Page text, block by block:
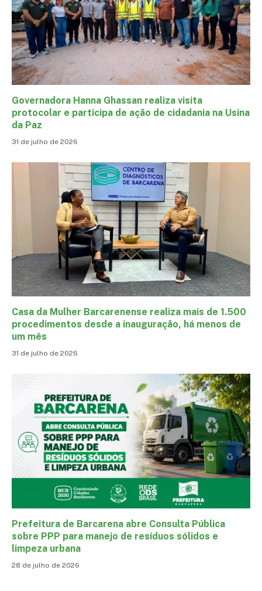
Governadora Hanna Ghassan realiza visita
protocolar e participa de ação de cidadania na Usina
da Paz
31 de julho de 2026
Casa da Mulher Barcarenense realiza mais de 1.500
procedimentos desde a inauguração, há menos de
um mês
31 de julho de 2026
Prefeitura de Barcarena abre Consulta Pública
sobre PPP para manejo de resíduos sólidos e
limpeza urbana
28 de julho de 2026